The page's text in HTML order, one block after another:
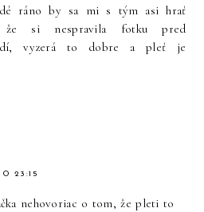
ráno by sa mi s tým asi hrať
že si nespravila fotku pred
vyzerá to dobre a pleť je
O 23:15
nehovoriac o tom, že pleti to